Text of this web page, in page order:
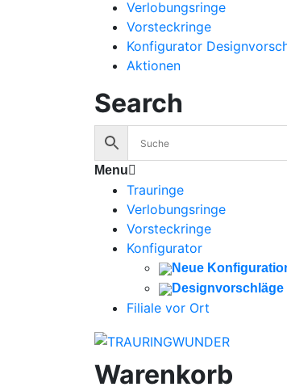
Verlobungsringe
Vorsteckringe
Konfigurator
Aktionen
Search
Menu
Trauringe
Verlobungsringe
Vorsteckringe
Konfigurator
Neue
Designvorschläge
Filiale vor Ort
Warenkorb